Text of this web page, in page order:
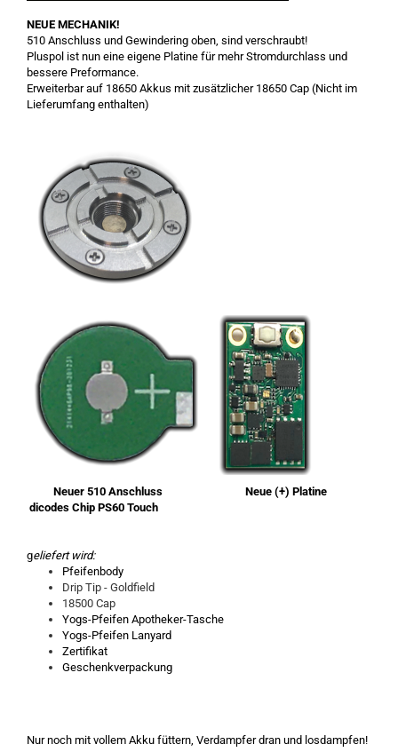
NEUE MECHANIK!
510 Anschluss und Gewindering oben, sind verschraubt!
Pluspol ist nun eine eigene Platine für mehr Stromdurchlass und
bessere Preformance.
Erweiterbar auf 18650 Akkus mit zusätzlicher 18650 Cap (Nicht im
Lieferumfang enthalten)
Neuer 510 Anschluss Neue (+) Platine
dicodes Chip PS60 Touch
geliefert wird:
Pfeifenbody
Drip Tip - Goldfield
18500 Cap
Yogs-Pfeifen Apotheker-Tasche
Yogs-Pfeifen Lanyard
Zertifikat
Geschenkverpackung
Nur noch mit vollem Akku füttern, Verdampfer dran und losdampfen!